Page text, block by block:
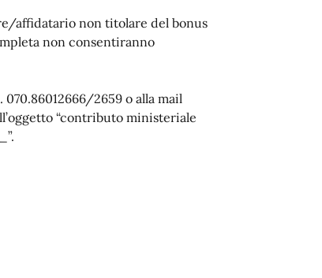
affidatario non titolare del bonus
non consentiranno
2659 o alla mail
“contributo ministeriale